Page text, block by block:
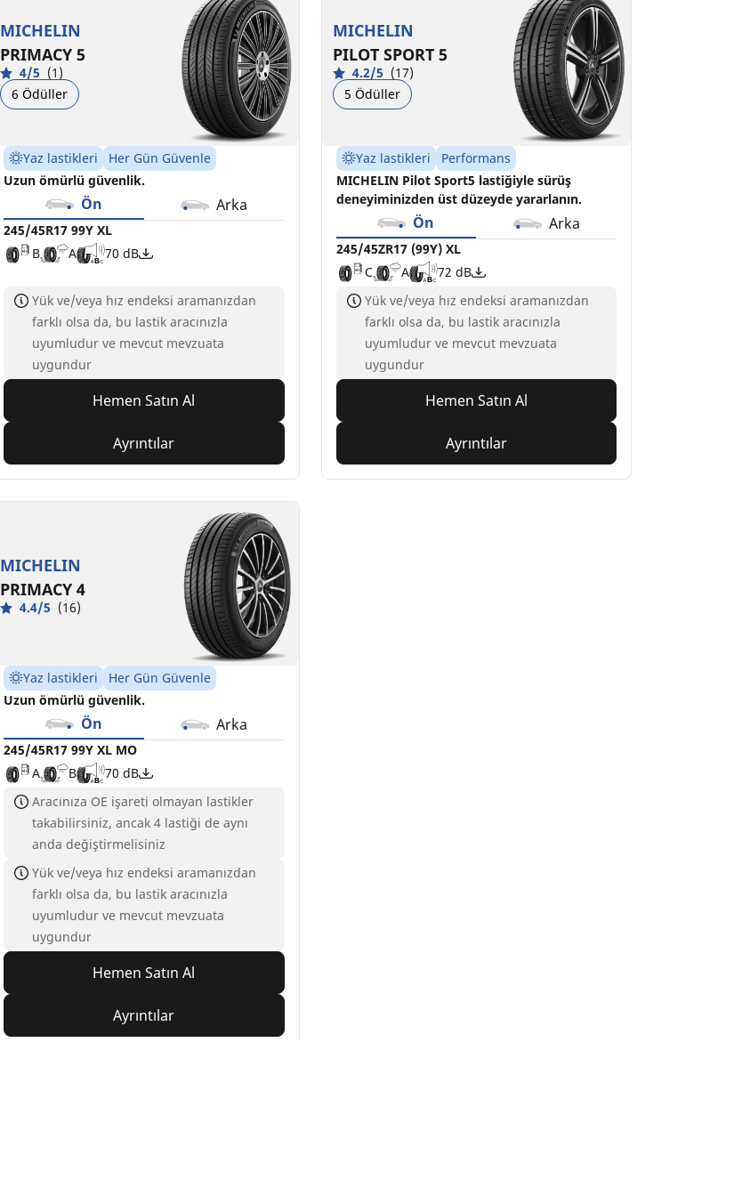
MICHELIN
PRIMACY 5
4/5 (1)
6 Ödüller
Yaz lastikleri
Her Gün Güvenle
Uzun ömürlü güvenlik.
Ön Arka
245/45R17 99Y XL
B
A 70 dB
Yük ve/veya hız endeksi aramanızdan
farklı olsa da, bu lastik aracınızla
uyumludur ve mevcut mevzuata
uygundur
Hemen Satın Al
Ayrıntılar
MICHELIN
PILOT SPORT 5
4.2/5 (17)
5 Ödüller
Yaz lastikleri
Performans
MICHELIN Pilot Sport5 lastiğiyle sürüş
deneyiminizden üst düzeyde yararlanın.
Ön Arka
245/45ZR17 (99Y) XL
C
A 72 dB
Yük ve/veya hız endeksi aramanızdan
farklı olsa da, bu lastik aracınızla
uyumludur ve mevcut mevzuata
uygundur
Hemen Satın Al
Ayrıntılar
MICHELIN
PRIMACY 4
4.4/5 (16)
Yaz lastikleri
Her Gün Güvenle
Uzun ömürlü güvenlik.
Ön Arka
245/45R17 99Y XL MO
A
B 70 dB
Aracınıza OE işareti olmayan lastikler
takabilirsiniz, ancak 4 lastiği de aynı
anda değiştirmelisiniz
Yük ve/veya hız endeksi aramanızdan
farklı olsa da, bu lastik aracınızla
uyumludur ve mevcut mevzuata
uygundur
Hemen Satın Al
Ayrıntılar